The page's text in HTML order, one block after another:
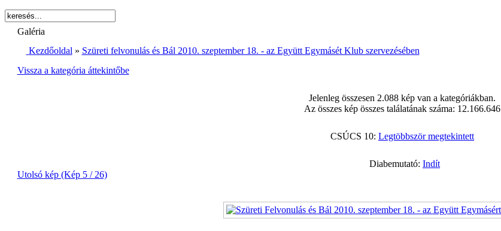
Galéria
Kezdőoldal » Szüreti felvonulás és Bál 2010. szeptember 18. - az Együtt Egymásét Klub szervezésében
Vissza a kategória áttekintőbe
Jelenleg összesen 2.088 kép van a kategóriákban.
Az összes kép összes találatának száma: 12.166.646
CSÚCS 10: Legtöbbször megtekintett
Diabemutató: Indít
Utolsó kép (Kép 5 / 26)